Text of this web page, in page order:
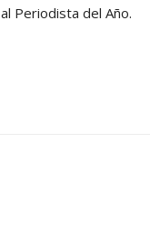
al Periodista del Año.